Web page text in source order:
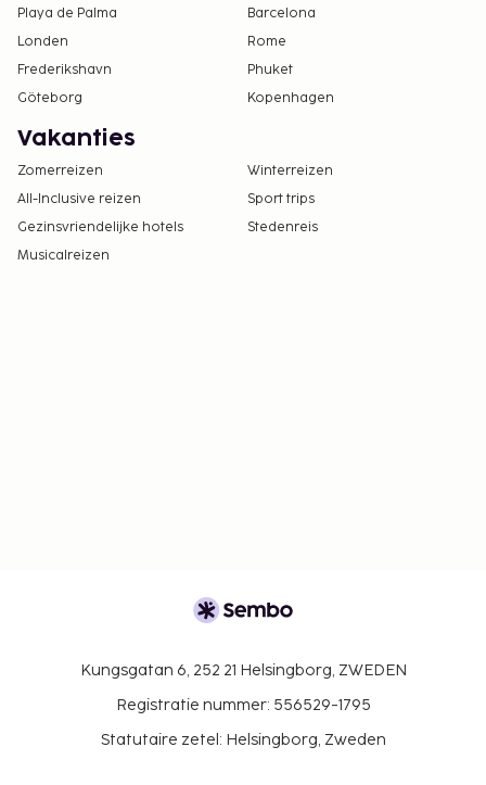
Playa de Palma
Barcelona
Londen
Rome
Frederikshavn
Phuket
Göteborg
Kopenhagen
Vakanties
Zomerreizen
Winterreizen
All-Inclusive reizen
Sport trips
Gezinsvriendelijke hotels
Stedenreis
Musicalreizen
Kungsgatan 6, 252 21 Helsingborg, ZWEDEN
Registratie nummer: 556529-1795
Statutaire zetel: Helsingborg, Zweden